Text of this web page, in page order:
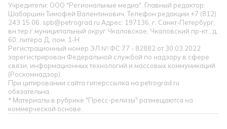
Учредители: ООО "Региональные медиа". Главный редактор:
Шабаршин Тимофей Валентинович. Телефон редакции +7 (812)
243 15 06, spb@petrograd.ru Адрес: 197136, г. Санкт-Петербург,
вн.тер.г.муниципальный округ Чкаловское, Чкаловский пр-кт., д.
60, литера Д, пом. 1-Н
Регистрационный номер ЭЛ № ФС 77 - 82882 от 30.03.2022
зарегистрирован Федеральной службой по надзору в сфере
связи, информационных технологий и массовых коммуникаций
(Роскомнадзор).
При цитировании сайта гиперссылка на petrograd.ru
обязательна.
* Материалы в рубрике "Пресс-релизы" размещаются на
коммерческой основе.